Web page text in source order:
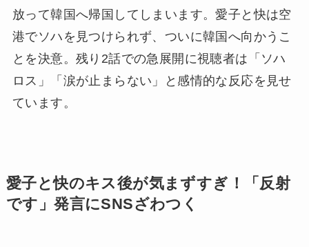
放って韓国へ帰国してしまいます。愛子と快は空
港でソハを見つけられず、ついに韓国へ向かうこ
とを決意。残り2話での急展開に視聴者は「ソハ
ロス」「涙が止まらない」と感情的な反応を見せ
ています。
愛子と快のキス後が気まずすぎ！「反射
です」発言にSNSざわつく